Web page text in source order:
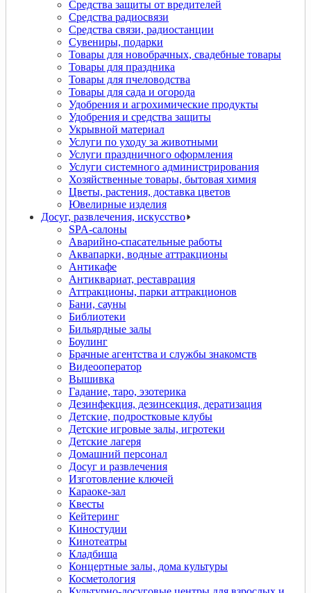
Средства защиты от вредителей
Средства радиосвязи
Средства связи, радиостанции
Сувениры, подарки
Товары для новобрачных, свадебные товары
Товары для праздника
Товары для пчеловодства
Товары для сада и огорода
Удобрения и агрохимические продукты
Удобрения и средства защиты
Укрывной материал
Услуги по уходу за животными
Услуги праздничного оформления
Услуги системного администрирования
Хозяйственные товары, бытовая химия
Цветы, растения, доставка цветов
Ювелирные изделия
Досуг, развлечения, искусство
SPA-салоны
Аварийно-спасательные работы
Аквапарки, водные аттракционы
Антикафе
Антиквариат, реставрация
Аттракционы, парки аттракционов
Бани, сауны
Библиотеки
Бильярдные залы
Боулинг
Брачные агентства и службы знакомств
Видеооператор
Вышивка
Гадание, таро, эзотерика
Дeзинфекция, дeзинсекция, дератизация
Детские, подростковые клубы
Детские игровые залы, игротеки
Детские лагеря
Домашний персонал
Досуг и развлечения
Изготовление ключей
Караоке-зал
Квесты
Кейтеринг
Киностудии
Кинотеатры
Кладбища
Концертные залы, дома культуры
Косметология